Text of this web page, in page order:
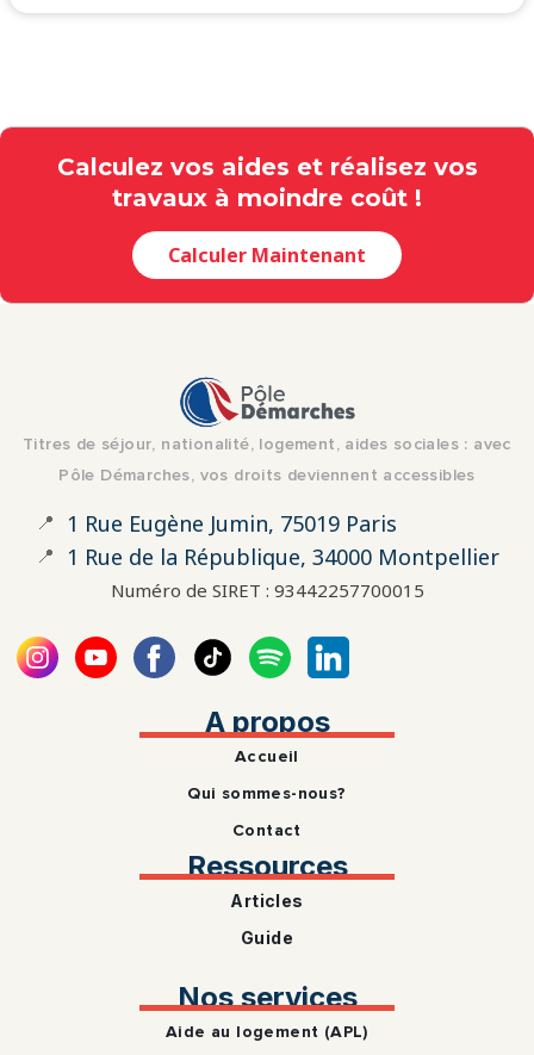
Calculez vos aides et réalisez vos
travaux à moindre coût !
Calculer Maintenant
Titres de séjour, nationalité, logement, aides sociales : avec
Pôle Démarches, vos droits deviennent accessibles
📍 1 Rue Eugène Jumin, 75019 Paris
📍 1 Rue de la République, 34000 Montpellier
Numéro de SIRET : 93442257700015
A propos
Accueil
Qui sommes-nous?
Contact
Ressources
Articles
Guide
Nos services
Aide au logement (APL)